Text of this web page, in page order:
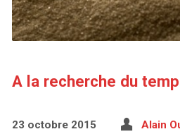
A la recherche du
23 octobre 2015 Alain